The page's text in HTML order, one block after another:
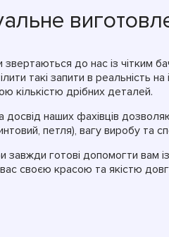
звертаються до нас із чітким
такі запити в реальність
кількістю дрібних деталей.
досвід наших фахівців
петля), вагу виробу та
завжди готові допомогти вам
своєю красою та якістю